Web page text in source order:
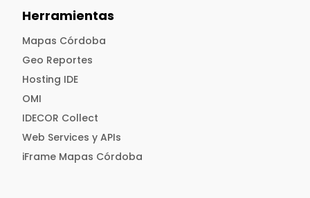
Herramientas
Mapas Córdoba
Geo Reportes
Hosting IDE
OMI
IDECOR Collect
Web Services y APIs
iFrame Mapas Córdoba